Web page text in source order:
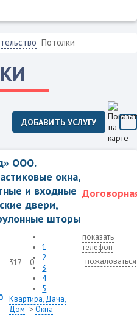
Потолки
ДОБАВИТЬ УСЛУГУ
ООО.
окна,
и входные
двери,
шторы
317 0
1
2
3
4
5
Квартира, Дача,
Дом ->Окна
показать
телефон
пожаловаться